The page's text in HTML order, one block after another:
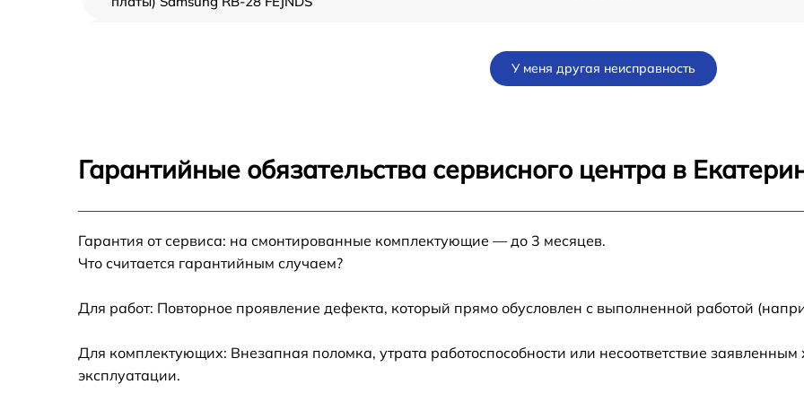
Замена электросхемы Samsung RB-28
FEJNDS
от 60 мин
RB-28 FEJNDS
от 60 мин
Ремонт датчика морозильного отделения
У меня другая неисправность
Гарантийные обязательства сервисного центра в
Гарантия от сервиса: на смонтированные комплектующие — до 3 месяцев.
Что считается гарантийным случаем?
Для работ: Повторное проявление дефекта, который прямо обусловлен с выполненной работой
Для комплектующих: Внезапная поломка, утрата работоспособности или несоответствие
эксплуатации.